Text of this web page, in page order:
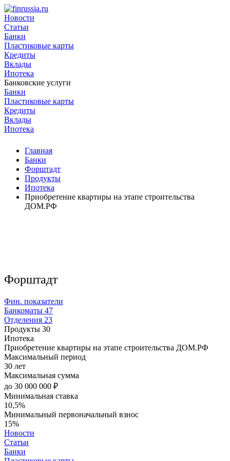
Новости
Статьи
Банки
Пластиковые карты
Кредиты
Вклады
Ипотека
Банковские услуги
Банки
Пластиковые карты
Кредиты
Вклады
Ипотека
Главная
Банки
Форштадт
Продукты
Ипотека
Приобретение квартиры на этапе строительства
ДОМ.РФ
Форштадт
Фин. показатели
Банкоматы 47
Отделения 23
Продукты 30
Ипотека
Приобретение квартиры на этапе строительства ДОМ.РФ
Максимальный период
30 лет
Максимальная сумма
до 30 000 000 ₽
Минимальная ставка
10,5%
Минимальный первоначальный взнос
15%
Новости
Статьи
Банки